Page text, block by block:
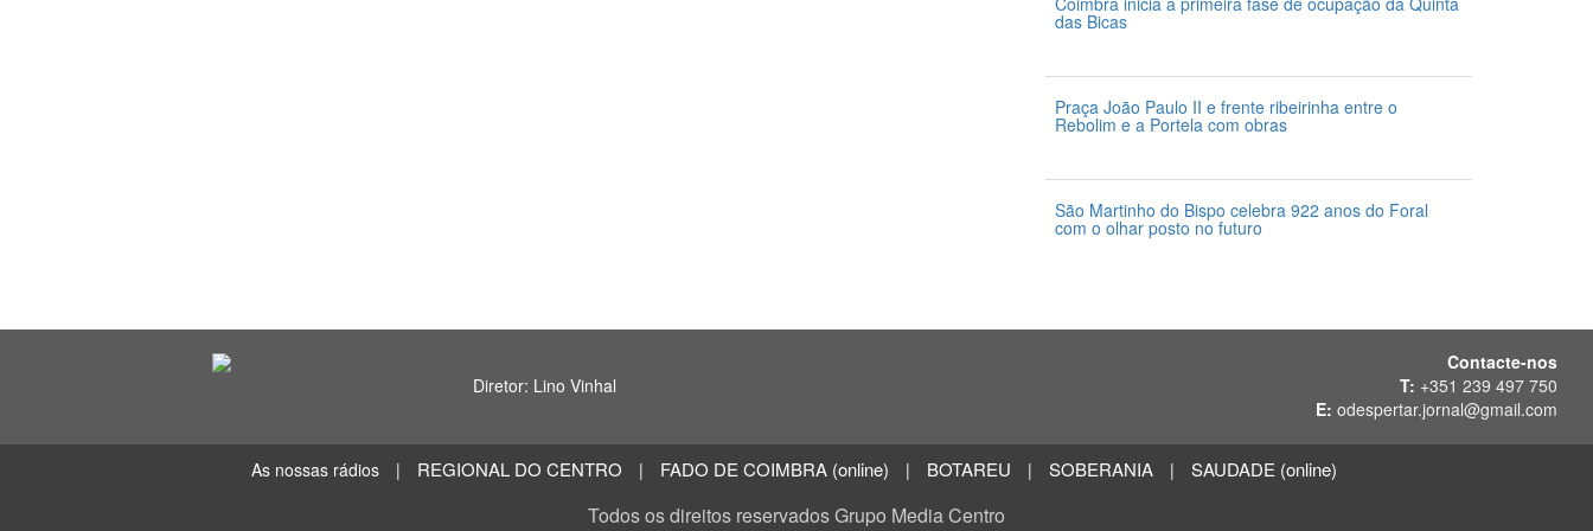
das Bicas
Praça João Paulo II e frente ribeirinha entre o
Rebolim e a Portela com obras
São Martinho do Bispo celebra 922 anos do Foral
com o olhar posto no futuro
Diretor: Lino Vinhal
Contacte-nos
T: +351 239 497 750
E: odespertar.jornal@gmail.com
As nossas rádios | REGIONAL DO CENTRO | FADO DE COIMBRA (online) | BOTAREU | SOBERANIA | SAUDADE (online)
Todos os direitos reservados Grupo Media Centro